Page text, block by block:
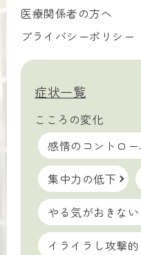
医療関係者の方へ
プライバシーポリシー
症状一覧
こころの変化
感情のコントロ
集中力の低下
やる気がおきない
イライラし攻撃的